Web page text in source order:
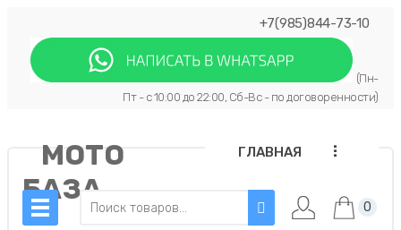
+7(985)844-73-10
(Пн-
Пт - с 10:00 до 22:00, Сб-Вс - по договоренности)
МОТО
БАЗА
ГЛАВНАЯ ...
0